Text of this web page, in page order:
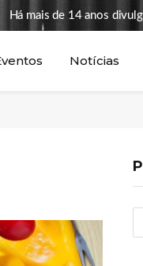
Há mais de 14 anos
Notícias